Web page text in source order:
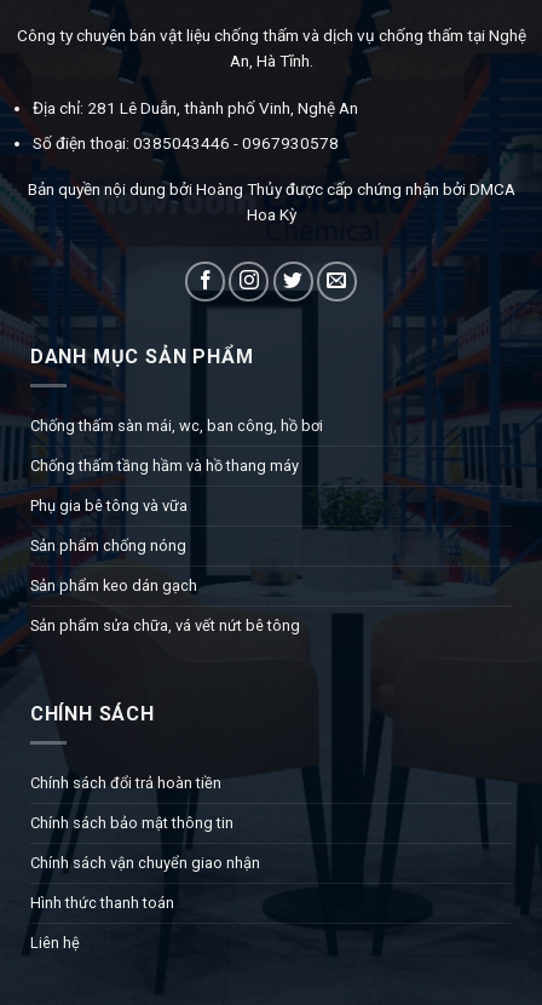
Công ty chuyên bán vật liệu chống thấm và dịch vụ chống thấm tại Nghệ
An, Hà Tĩnh.
Địa chỉ: 281 Lê Duẫn, thành phố Vinh, Nghệ An
Số điện thoại: 0385043446 - 0967930578
Bản quyền nội dung bởi Hoàng Thủy được cấp chứng nhận bởi DMCA
Hoa Kỳ
DANH MỤC SẢN PHẨM
Chống thấm sàn mái, wc, ban công, hồ bơi
Chống thấm tầng hầm và hồ thang máy
Phụ gia bê tông và vữa
Sản phẩm chống nóng
Sản phẩm keo dán gạch
Sản phẩm sửa chữa, vá vết nứt bê tông
CHÍNH SÁCH
Chính sách đổi trả hoàn tiền
Chính sách bảo mật thông tin
Chính sách vận chuyển giao nhận
Hình thức thanh toán
Liên hệ